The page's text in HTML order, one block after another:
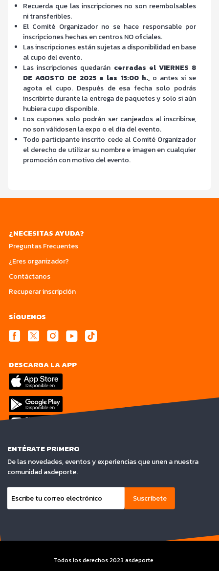
Recuerda que las inscripciones no son reembolsables
ni transferibles.
El Comité Organizador no se hace responsable por
inscripciones hechas en centros NO oficiales.
Las inscripciones están sujetas a disponibilidad en base
al cupo del evento.
Las inscripciones quedarán cerradas el VIERNES 8
DE AGOSTO DE 2025 a las 15:00 h., o antes si se
agota el cupo. Después de esa fecha solo podrás
inscribirte durante la entrega de paquetes y solo si aún
hubiera cupo disponible.
Los cupones solo podrán ser canjeados al inscribirse,
no son válidosen la expo o el día del evento.
Todo participante inscrito cede al Comité Organizador
el derecho de utilizar su nombre e imagen en cualquier
promoción con motivo del evento.
¿NECESITAS AYUDA?
Preguntas Frecuentes
¿Eres organizador?
Contáctanos
Recuperar inscripción
SÍGUENOS
DESCARGA LA APP
ENTÉRATE PRIMERO
De las novedades, eventos y experiencias que unen a nuestra
comunidad asdeporte.
Suscríbete
Todos los derechos 2023 asdeporte